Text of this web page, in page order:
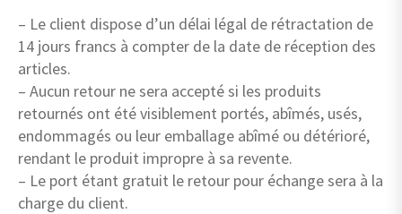
– Le client dispose d’un délai légal de rétractation de
14 jours francs à compter de la date de réception des
articles.
– Aucun retour ne sera accepté si les produits
retournés ont été visiblement portés, abîmés, usés,
endommagés ou leur emballage abîmé ou détérioré,
rendant le produit impropre à sa revente.
– Le port étant gratuit le retour pour échange sera à la
charge du client.